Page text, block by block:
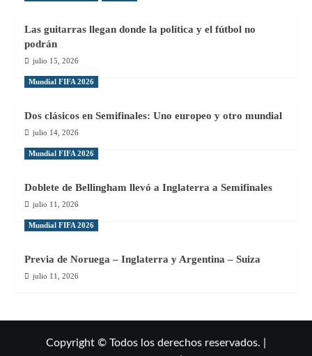
Las guitarras llegan donde la política y el fútbol no
podrán
julio 15, 2026
Mundial FIFA 2026
Dos clásicos en Semifinales: Uno europeo y otro mundial
julio 14, 2026
Mundial FIFA 2026
Doblete de Bellingham llevó a Inglaterra a Semifinales
julio 11, 2026
Mundial FIFA 2026
Previa de Noruega – Inglaterra y Argentina – Suiza
julio 11, 2026
Copyright © Todos los derechos reservados. |